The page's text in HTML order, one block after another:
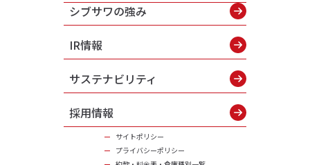
シブサワの強み
IR情報
サステナビリティ
採用情報
サイトポリシー
プライバシーポリシー